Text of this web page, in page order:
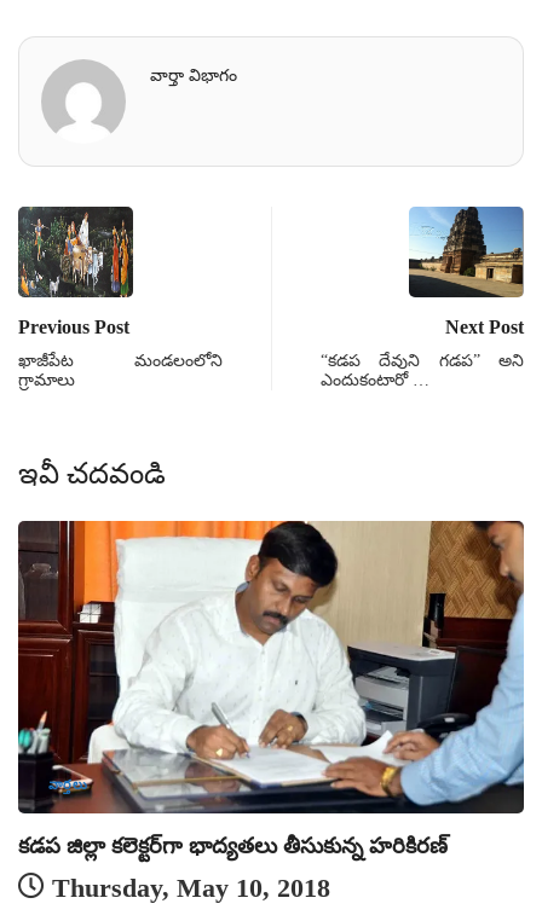
వార్తా విభాగం
Previous Post
ఖాజీపేట మండలంలోని
గ్రామాలు
Next Post
“కడప దేవుని గడప” అని
ఎందుకంటారో …
ఇవీ చదవండి
వార్తలు
కడప జిల్లా కలెక్టర్‌గా భాద్యతలు తీసుకున్న హరికిరణ్
Thursday, May 10, 2018